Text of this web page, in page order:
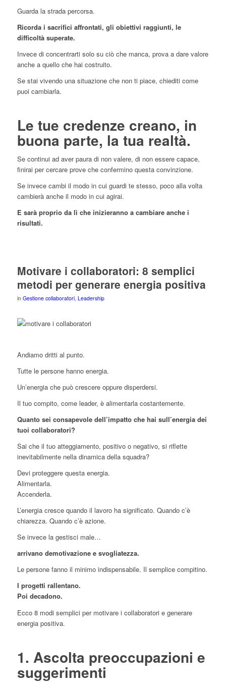
Guarda la strada percorsa.
Ricorda i sacrifici affrontati, gli obiettivi raggiunti, le
difficoltà superate.
Invece di concentrarti solo su ciò che manca, prova a dare valore
anche a quello che hai costruito.
Se stai vivendo una situazione che non ti piace, chiediti come
puoi cambiarla.
Le tue credenze creano, in
buona parte, la tua realtà.
Se continui ad aver paura di non valere, di non essere capace,
finirai per cercare prove che confermino questa convinzione.
Se invece cambi il modo in cui guardi te stesso, poco alla volta
cambierà anche il modo in cui agirai.
E sarà proprio da lì che inizieranno a cambiare anche i
risultati.
Motivare i collaboratori: 8 semplici
metodi per generare energia positiva
in Gestione collaboratori, Leadership
Andiamo dritti al punto.
Tutte le persone hanno energia.
Un’energia che può crescere oppure disperdersi.
Il tuo compito, come leader, è alimentarla costantemente.
Quanto sei consapevole dell’impatto che hai sull’energia dei
tuoi collaboratori?
Sai che il tuo atteggiamento, positivo o negativo, si riflette
inevitabilmente nella dinamica della squadra?
Devi proteggere questa energia.
Alimentarla.
Accenderla.
L’energia cresce quando il lavoro ha significato. Quando c’è
chiarezza. Quando c’è azione.
Se invece la gestisci male…
arrivano demotivazione e svogliatezza.
Le persone fanno il minimo indispensabile. Il semplice compitino.
I progetti rallentano.
Poi decadono.
Ecco 8 modi semplici per motivare i collaboratori e generare
energia positiva.
1. Ascolta preoccupazioni e
suggerimenti